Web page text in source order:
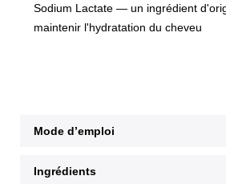
Sodium Lactate — un ingrédient
maintenir l'hydratation du cheveu
Mode d’emploi
Ingrédients